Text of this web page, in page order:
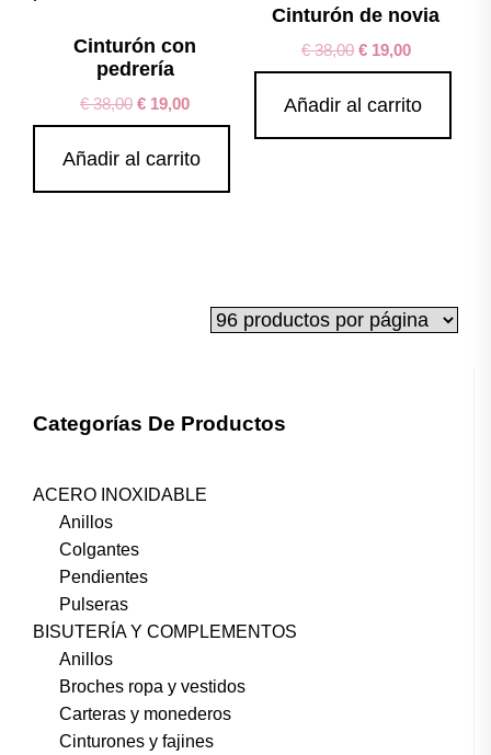
Cinturón con
pedrería
€38,00 € 19,00
Añadir al carrito
Cinturón de novia
€38,00 €19,00
Añadir al carrito
Categorías De Productos
ACERO INOXIDABLE
Anillos
Colgantes
Pendientes
Pulseras
BISUTERÍA Y COMPLEMENTOS
Anillos
Broches ropa y vestidos
Carteras y monederos
Cinturones y fajines